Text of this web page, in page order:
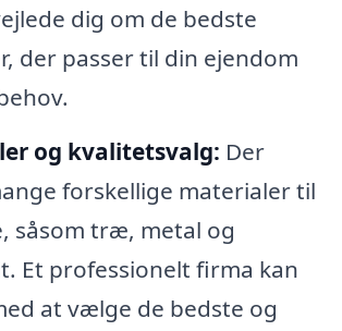
dig om de bedste
der passer til din ejendom
og kvalitetsvalg: Der
forskellige materialer til
såsom træ, metal og
Et professionelt firma kan
at vælge de bedste og